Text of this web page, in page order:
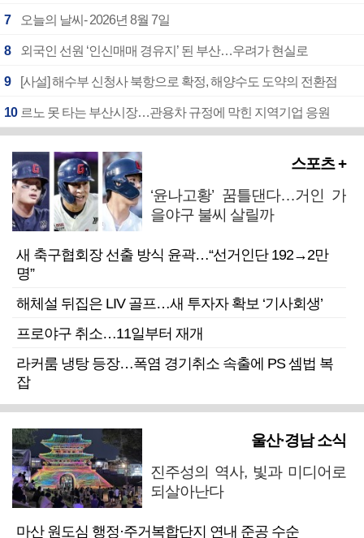
7 오늘의 날씨- 2026년 8월 7일
8 외국인 선원 ‘인신매매 경유지’ 된 부산…우려가 현실로
9 [사설] 해수부 신청사 북항으로 확정, 해양수도 도약의 전환점
10 르노 못 타는 부산시장…관용차 규정에 막힌 지역기업 응원
스포츠 +
‘윤나고황’ 꿈틀댄다…거인 가
을야구 불씨 살릴까
새 축구협회장 선출 방식 윤곽…“선거인단 192→2만
명”
해체설 뒤집은 LIV 골프…새 투자자 확보 ‘기사회생’
프로야구 취소…11일부터 재개
라커룸 냉탕 등장…폭염 경기취소 속출에 PS 셈법 복
잡
울산·경남 소식
진주성의 역사, 빛과 미디어로
되살아난다
마산 원도심 행정·주거복합단지 연내 준공 수순